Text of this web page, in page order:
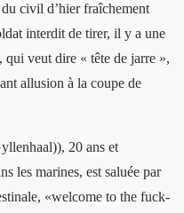
civil d’hier fraîchement
interdit de tirer, il y a une
veut dire « tête de jarre »,
allusion à la coupe de
20 ans et
les marines, est saluée par
«welcome to the fuck-